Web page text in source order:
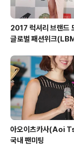
2017 럭셔리 브랜드
글로벌 패션위크
아오이츠카사(Aoi
국내 팬미팅